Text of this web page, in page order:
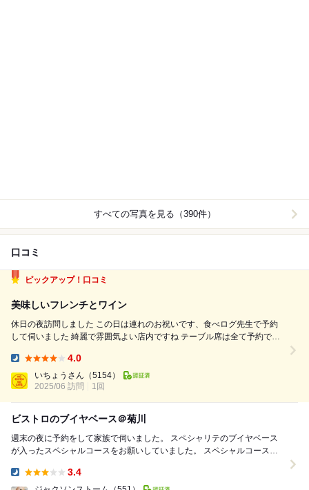
すべての写真を見る（390件）
口コミ
ピックアップ！口コミ
美味しいフレンチとワイン
休日の夜訪問しました この日は連れのお祝いです、食べログ先生で予約
して伺いました 綺麗で雰囲気よい店内ですね テーブル席は全て予約で埋
4.0
いちょうさん （5154）
2025/06 訪問
1回
ビストロのブイヤベース＠菊川
週末の夜に予約をして家族で伺いました。 スペシャリテのブイヤベース
が入ったスペシャルコースをお願いしていました。 スペシャルコース
3.4